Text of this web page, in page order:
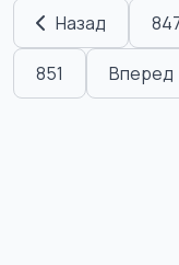
Назад
851 Вперед